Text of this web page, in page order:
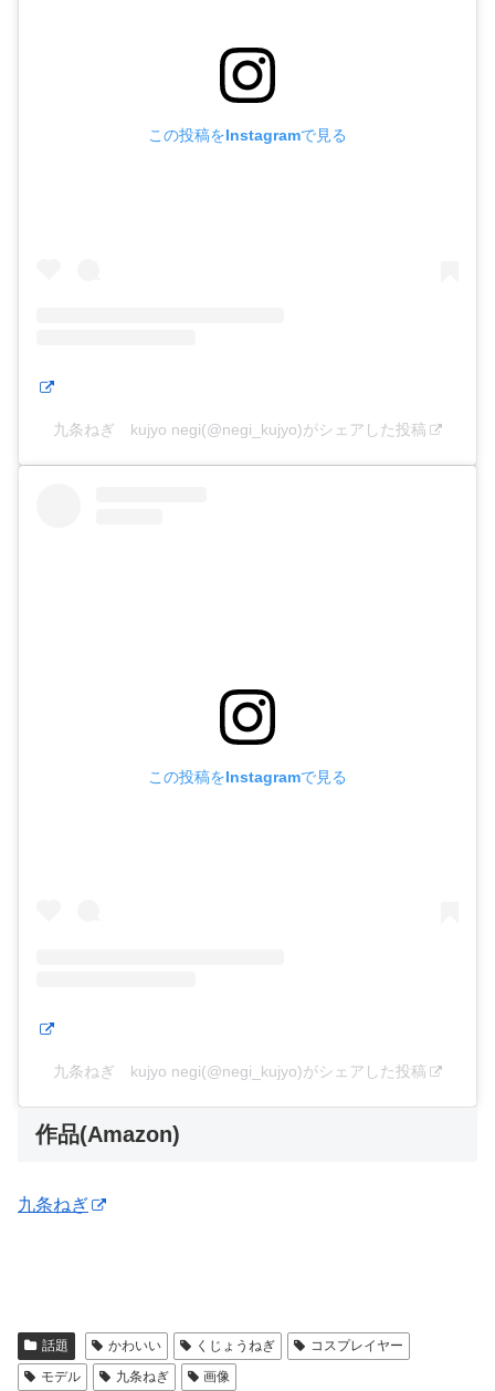
この投稿をInstagramで見る
九条ねぎ kujyo negi(@negi_kujyo)がシェアした投稿
この投稿をInstagramで見る
九条ねぎ kujyo negi(@negi_kujyo)がシェアした投稿
作品(Amazon)
九条ねぎ
話題 かわいい くじょうねぎ
コスプレイヤー
モデル
九条ねぎ 画像